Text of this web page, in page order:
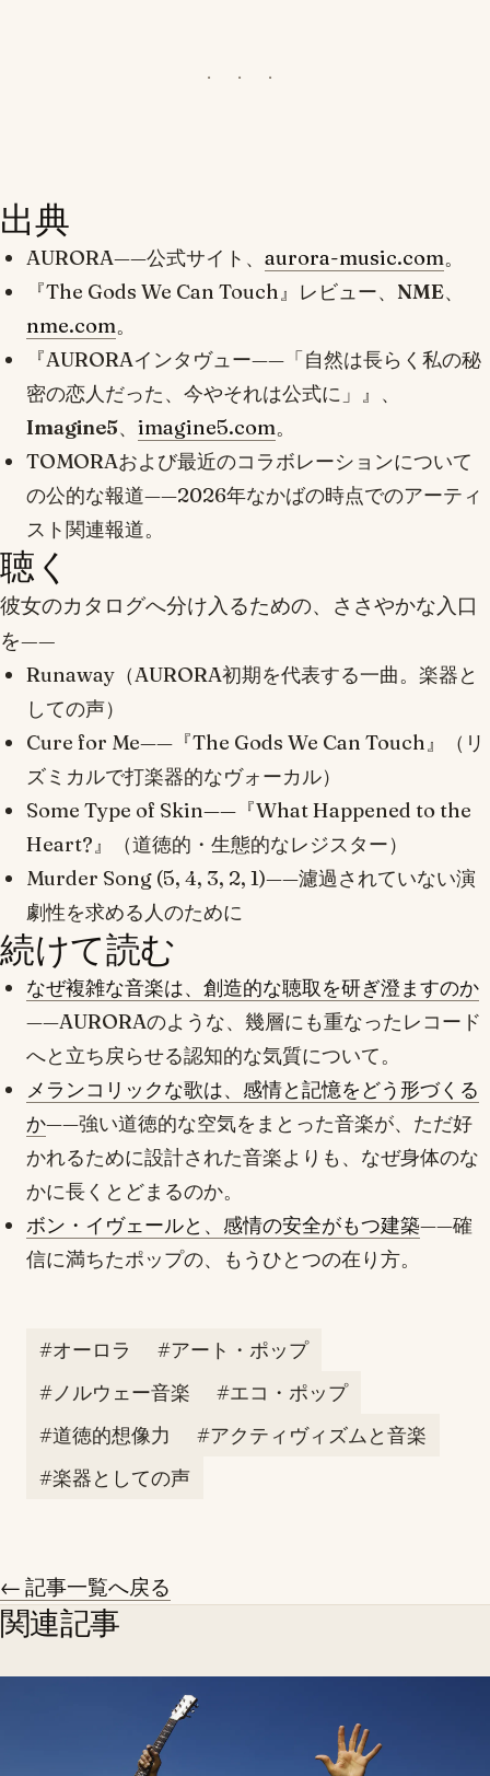
出典
AURORA——公式サイト、 aurora-music.com。
『The Gods We Can Touch』レビュー、 NME、
nme.com。
『AURORAインタヴュー——「自然は長らく私の秘
密の恋人だった、今やそれは公式に」』、
Imagine5、 imagine5.com。
TOMORAおよび最近のコラボレーションについて
の公的な報道——2026年なかばの時点でのアーティ
スト関連報道。
聴く
彼女のカタログへ分け入るための、ささやかな入口
を——
Runaway （AURORA初期を代表する一曲。楽器と
しての声）
Cure for Me——『The Gods We Can Touch』（リ
ズミカルで打楽器的なヴォーカル）
Some Type of Skin——『What Happened to the
Heart?』（道徳的・生態的なレジスター）
Murder Song (5, 4, 3, 2, 1)——濾過されていない演
劇性を求める人のために
続けて読む
なぜ複雑な音楽は、創造的な聴取を研ぎ澄ますのか
——AURORAのような、幾層にも重なったレコード
へと立ち戻らせる認知的な気質について。
メランコリックな歌は、感情と記憶をどう形づくる
か——強い道徳的な空気をまとった音楽が、ただ好
かれるために設計された音楽よりも、なぜ身体のな
かに長くとどまるのか。
ボン・イヴェールと、感情の安全がもつ建築——確
信に満ちたポップの、もうひとつの在り方。
#オーロラ
#アート・ポップ
#ノルウェー音楽
#エコ・ポップ
#道徳的想像力
#アクティヴィズムと音楽
#楽器としての声
← 記事一覧へ戻る
関連記事